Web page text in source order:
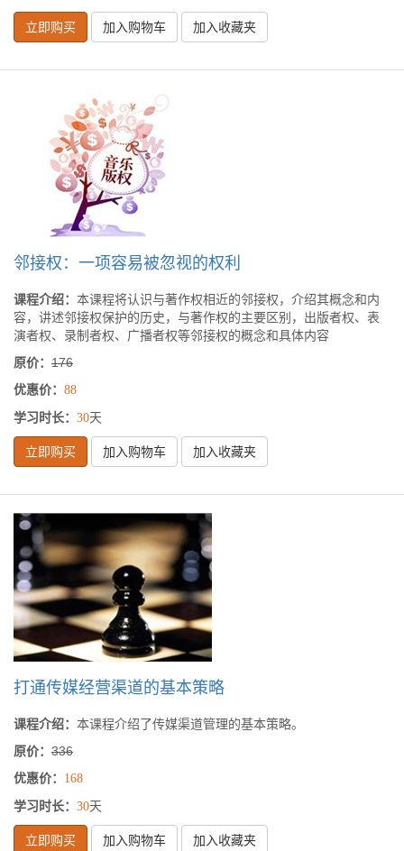
立即购买 加入购物车 加入收藏夹
邻接权：一项容易被忽视的权利
课程介绍： 本课程将认识与著作权相近的邻接权，介绍其概念和内
容，讲述邻接权保护的历史，与著作权的主要区别，出版者权、表
演者权、录制者权、广播者权等邻接权的概念和具体内容
原价： 176
优惠价： 88
学习时长： 30天
立即购买 加入购物车 加入收藏夹
打通传媒经营渠道的基本策略
课程介绍： 本课程介绍了传媒渠道管理的基本策略。
原价： 336
优惠价： 168
学习时长： 30天
立即购买 加入购物车 加入收藏夹